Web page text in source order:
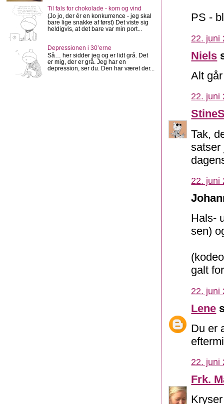
PS -
22. juni
Niels
Alt
22. juni
Tak,
satser
22. juni
Hals-
sen)
galt
22. juni
Lene
Du er
22. juni
Frk.
Til fals for chokolade - kom og vind
(Jo jo, der ér en konkurrence - jeg skal
bare lige snakke af først) Det viste sig
heldigvis, at det bare var min port...
Depressionen i 30’erne
Så… her sidder jeg og er lidt grå. Det
er mig, der er grå. Jeg har en
depression, ser du. Den har været der...